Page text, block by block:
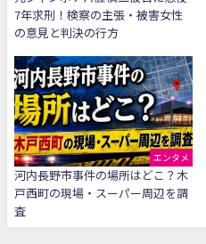
7年求刑！検察の主張・被害女性
の意見と判決の行方
エンタメ
河内長野市事件の場所はどこ？木
戸西町の現場・スーパー周辺を調
査